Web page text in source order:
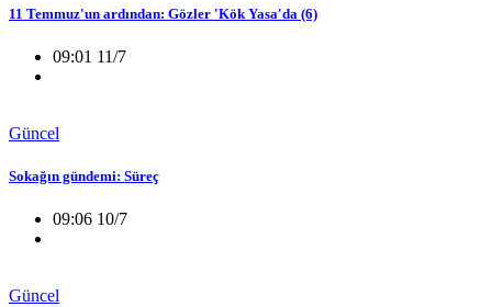
11 Temmuz'un ardından: Gözler 'Kök Yasa'da (6)
09:01 11/7
Güncel
Sokağın gündemi: Süreç
09:06 10/7
Güncel